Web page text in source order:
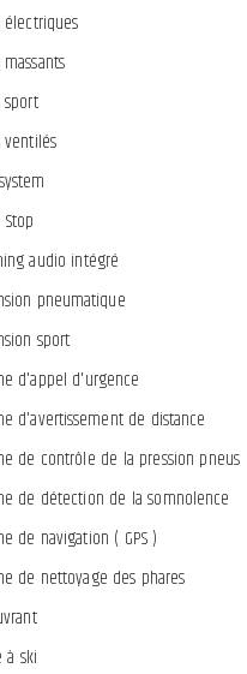
électriques
sport
ventilés
audio intégré
pneumatique
sport
d'appel d'urgence
d'avertissement de distance
de contrôle de la pression pneus
de détection de la somnolence
de navigation ( GPS )
de nettoyage des phares
à ski